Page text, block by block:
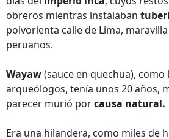
obreros mientras instalaban
polvorienta calle de Lima,
peruanos.
Wayaw(sauce en quechua),
arqueólogos, tenía unos 20 años,
parecer murió porcausa natural.
Era una hilandera, como miles de